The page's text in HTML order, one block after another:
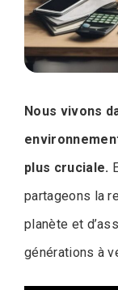
Nous vivons
plus cruciale.
partageons la
planète et
générations à